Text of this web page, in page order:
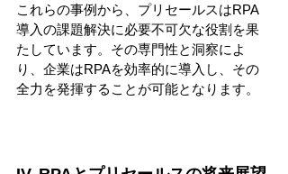
これらの事例から、プリセールスはRPA
導入の課題解決に必要不可欠な役割を果
たしています。その専門性と洞察によ
り、企業はRPAを効率的に導入し、その
全力を発揮することが可能となります。